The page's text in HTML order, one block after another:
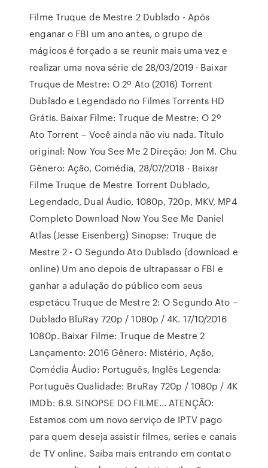
Filme Truque de Mestre 2 Dublado - Após
enganar o FBI um ano antes, o grupo de
mágicos é forçado a se reunir mais uma vez e
realizar uma nova série de 28/03/2019 · Baixar
Truque de Mestre: O 2º Ato (2016) Torrent
Dublado e Legendado no Filmes Torrents HD
Grátis. Baixar Filme: Truque de Mestre: O 2º
Ato Torrent – Você ainda não viu nada. Título
original: Now You See Me 2 Direção: Jon M. Chu
Gênero: Ação, Comédia, 28/07/2018 · Baixar
Filme Truque de Mestre Torrent Dublado,
Legendado, Dual Áudio, 1080p, 720p, MKV, MP4
Completo Download Now You See Me Daniel
Atlas (Jesse Eisenberg) Sinopse: Truque de
Mestre 2 - O Segundo Ato Dublado (download e
online) Um ano depois de ultrapassar o FBI e
ganhar a adulação do público com seus
espetácu Truque de Mestre 2: O Segundo Ato –
Dublado BluRay 720p / 1080p / 4K. 17/10/2016
1080p. Baixar Filme: Truque de Mestre 2
Lançamento: 2016 Gênero: Mistério, Ação,
Comédia Áudio: Português, Inglês Legenda:
Português Qualidade: BruRay 720p / 1080p / 4K
IMDb: 6.9. SINOPSE DO FILME… ATENÇÃO:
Estamos com um novo serviço de IPTV pago
para quem deseja assistir filmes, series e canais
de TV online. Saiba mais entrando em contato